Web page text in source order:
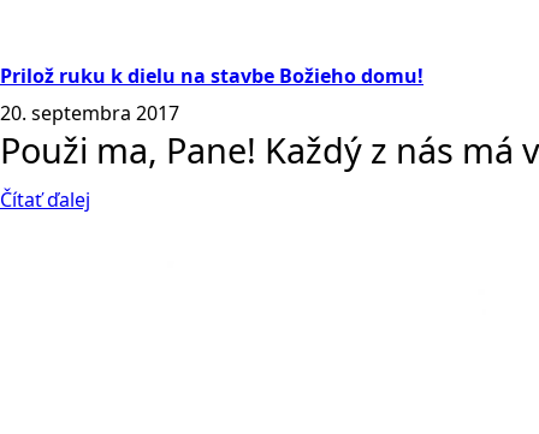
Prilož ruku k dielu na stavbe Božieho domu!
20. septembra 2017
Použi ma, Pane! Každý z nás
Čítať ďalej